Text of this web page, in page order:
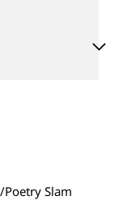
Slam